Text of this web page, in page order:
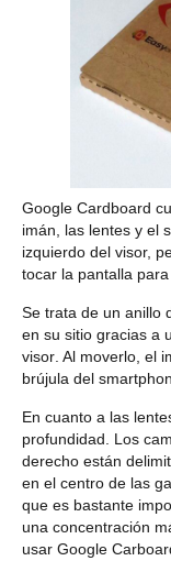
Google Cardboard
imán, las lentes y el
izquierdo del visor,
tocar la pantalla para
Se trata de un anillo
en su sitio gracias a
visor . Al moverlo, el
brújula del
En cuanto a las
profundidad. Los
derecho están
en el centro de las
que es bastante
una concentración
usar Google